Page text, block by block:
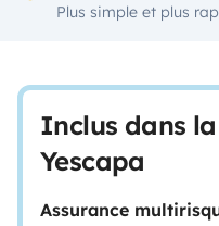
Plus simple et plus
Inclus dans
Yescapa
Assurance